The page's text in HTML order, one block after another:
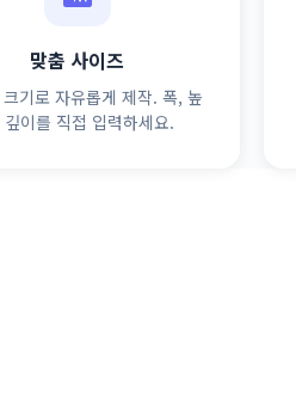
맞춤 사이즈
기로 자유롭게 제작. 폭, 높
깊이를 직접 입력하세요.